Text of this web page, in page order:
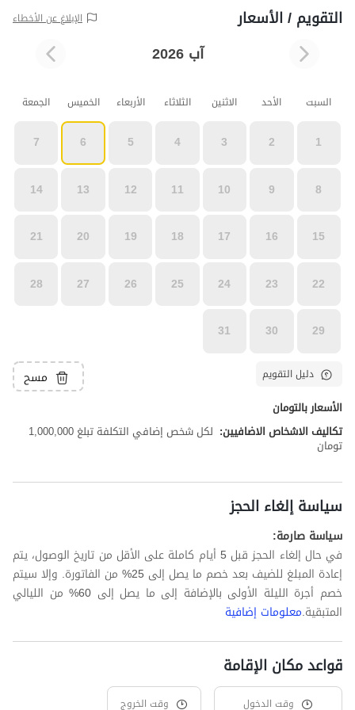
التقويم / الأسعار الإبلاغ عن الأخطاء
آب 2026
السبت الأحد الاثنين الثلاثاء الأربعاء الخميس الجمعة
1
2
3
4
5
6
7
8
9
10
11
12
13
14
15
16
17
18
19
20
21
22
23
24
25
26
27
28
29
30
31
دليل التقويم مسح
الأسعار بالتومان
تكاليف الاشخاص الاضافيين:
لكل شخص إضافي التكلفة تبلغ 1,000,000
تومان
سياسة إلغاء الحجز
سياسة صارمة:
في حال إلغاء الحجز قبل 5 أيام كاملة على الأقل من تاريخ الوصول، يتم
إعادة المبلغ للضيف بعد خصم ما يصل إلى 25% من الفاتورة. وإلا سيتم
خصم أجرة الليلة الأولى بالإضافة إلى ما يصل إلى 60% من الليالي
المتبقية.معلومات إضافية
قواعد مكان الإقامة
وقت الدخول وقت الخروج